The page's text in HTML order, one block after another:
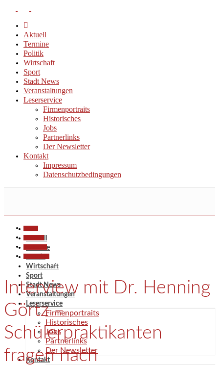
Aktuell
Termine
Politik
Wirtschaft
Sport
Stadt News
Veranstaltungen
Leserservice
Firmenportraits
Historisches
Jobs
Partnerlinks
Der Newsletter
Kontakt
Impressum
Datenschutzbedingungen
Termine
Wirtschaft
Sport
Stadt News
Veranstaltungen
Leserservice
Firmenportraits
Historisches
Jobs
Partnerlinks
Der Newsletter
Kontakt
Interview mit Dr. Henning
Görtz –
Schülerpraktikanten
fragen nach